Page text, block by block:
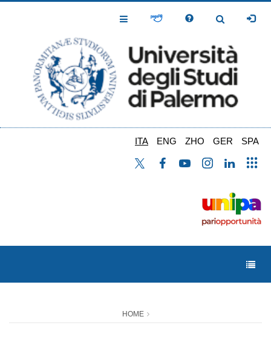
Toggle
Toggle
ITA ENG ZHO GER SPA
HOME